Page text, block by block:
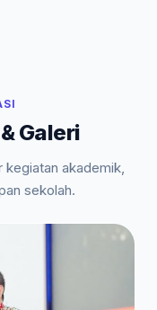
Galeri
akademik,
sekolah.